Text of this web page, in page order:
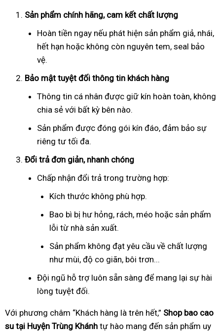
Sản phẩm chính hãng, cam kết chất lượng
Hoàn tiền ngay nếu phát hiện sản phẩm giả, nhái,
hết hạn hoặc không còn nguyên tem, seal bảo
vệ.
Bảo mật tuyệt đối thông tin khách hàng
Thông tin cá nhân được giữ kín hoàn toàn, không
chia sẻ với bất kỳ bên nào.
Sản phẩm được đóng gói kín đáo, đảm bảo sự
riêng tư tối đa.
Đổi trả đơn giản, nhanh chóng
Chấp nhận đổi trả trong trường hợp:
Kích thước không phù hợp.
Bao bì bị hư hỏng, rách, méo hoặc sản phẩm
lỗi từ nhà sản xuất.
Sản phẩm không đạt yêu cầu về chất lượng
như mùi, độ co giãn, bôi trơn...
Đội ngũ hỗ trợ luôn sẵn sàng để mang lại sự hài
lòng tuyệt đối.
Với phương châm “Khách hàng là trên hết,” Shop bao cao
su tại Huyện Trùng Khánh tự hào mang đến sản phẩm uy